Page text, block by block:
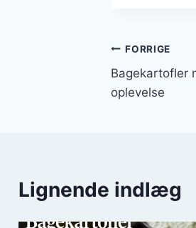
FORRIGE
Bagekartofler
oplevelse
Lignende indlæg